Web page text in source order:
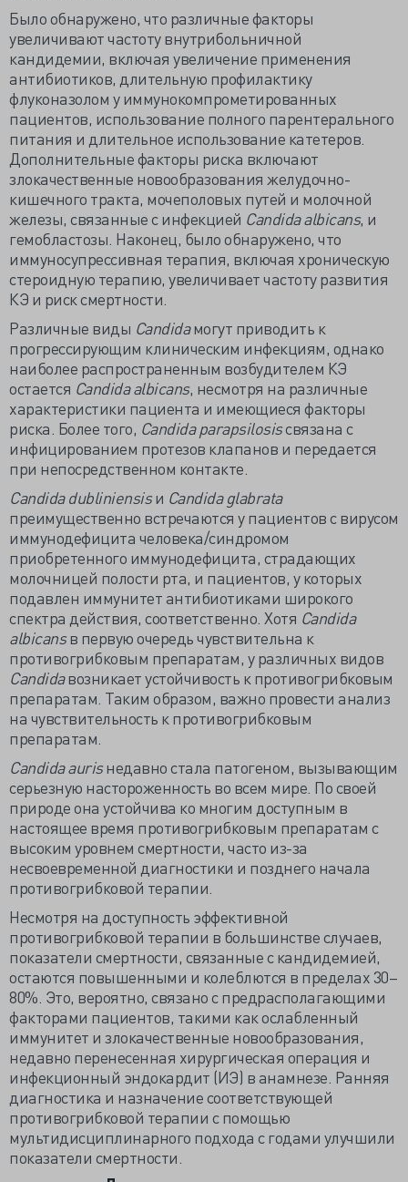
Было обнаружено, что различные факторы
увеличивают частоту внутрибольничной
кандидемии, включая увеличение применения
антибиотиков, длительную профилактику
флуконазолом у иммунокомпрометированных
пациентов, использование полного парентерального
питания и длительное использование катетеров.
Дополнительные факторы риска включают
злокачественные новообразования желудочно-
кишечного тракта, мочеполовых путей и молочной
железы, связанные с инфекцией Candida albicans, и
гемобластозы. Наконец, было обнаружено, что
иммуносупрессивная терапия, включая хроническую
стероидную терапию, увеличивает частоту развития
КЭ и риск смертности.
Различные виды Candidaмогут приводить к
прогрессирующим клиническим инфекциям, однако
наиболее распространенным возбудителем КЭ
остается Candida albicans, несмотря на различные
характеристики пациента и имеющиеся факторы
риска. Более того, Candida parapsilosisсвязана с
инфицированием протезов клапанов и передается
при непосредственном контакте.
Candida dubliniensisи Candida glabrata
преимущественно встречаются у пациентов с вирусом
иммунодефицита человека/синдромом
приобретенного иммунодефицита, страдающих
молочницей полости рта, и пациентов, у которых
подавлен иммунитет антибиотиками широкого
спектра действия, соответственно. Хотя Candida
albicansв первую очередь чувствительна к
противогрибковым препаратам, у различных видов
Candidaвозникает устойчивость к противогрибковым
препаратам. Таким образом, важно провести анализ
на чувствительность к противогрибковым
препаратам.
Candida aurisнедавно стала патогеном, вызывающим
серьезную настороженность во всем мире. По своей
природе она устойчива ко многим доступным в
настоящее время противогрибковым препаратам с
высоким уровнем смертности, часто из-за
несвоевременной диагностики и позднего начала
противогрибковой терапии.
Несмотря на доступность эффективной
противогрибковой терапии в большинстве случаев,
показатели смертности, связанные с кандидемией,
остаются повышенными и колеблются в пределах 30–
80%. Это, вероятно, связано с предрасполагающими
факторами пациентов, такими как ослабленный
иммунитет и злокачественные новообразования,
недавно перенесенная хирургическая операция и
инфекционный эндокардит (ИЭ) в анамнезе. Ранняя
диагностика и назначение соответствующей
противогрибковой терапии с помощью
мультидисциплинарного подхода с годами улучшили
показатели смертности.